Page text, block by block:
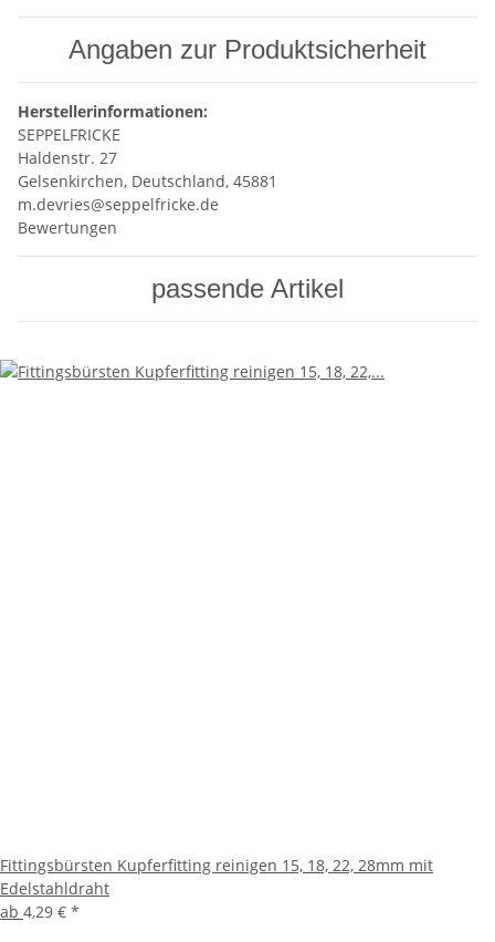
Angaben zur Produktsicherheit
Herstellerinformationen:
SEPPELFRICKE
Haldenstr. 27
Gelsenkirchen, Deutschland, 45881
m.devries@seppelfricke.de
Bewertungen
passende Artikel
Fittingsbürsten Kupferfitting reinigen 15, 18, 22, 28mm mit
Edelstahldraht
ab 4,29 € *